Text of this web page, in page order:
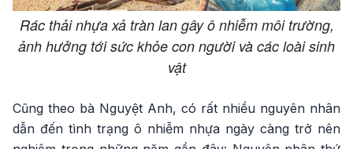
Rác thải nhựa xả tràn lan gây ô nhiễm môi trường,
ảnh hưởng tới sức khỏe con người và các loài sinh
vật
Cũng theo bà Nguyệt Anh, có rất nhiều nguyên nhân
dẫn đến tình trạng ô nhiễm nhựa ngày càng trở nên